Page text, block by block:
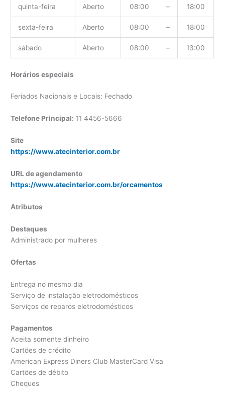
quinta-feira Aberto 08:00 – 18:00
sexta-feira Aberto 08:00 – 18:00
sábado Aberto 08:00 – 13:00
Horários especiais
Feriados Nacionais e Locais: Fechado
Telefone Principal: 11 4456-5666
Site
https://www.atecinterior.com.br
URL de agendamento
https://www.atecinterior.com.br/orcamentos
Atributos
Destaques
Administrado por mulheres
Ofertas
Entrega no mesmo dia
Serviço de instalação eletrodomésticos
Serviços de reparos eletrodomésticos
Pagamentos
Aceita somente dinheiro
Cartões de crédito
American Express Diners Club MasterCard Visa
Cartões de débito
Cheques